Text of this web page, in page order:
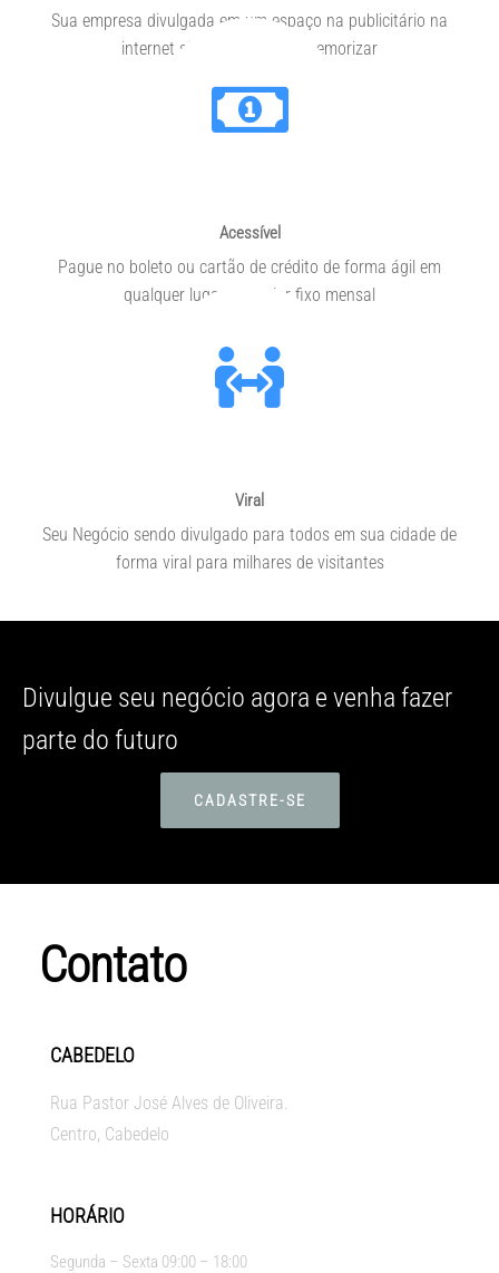
Sua empresa divulgada em um espaço na publicitário na
internet simples e fácil de memorizar
Acessível
Pague no boleto ou cartão de crédito de forma ágil em
qualquer lugar um valor fixo mensal
Viral
Seu Negócio sendo divulgado para todos em sua cidade de
forma viral para milhares de visitantes
Divulgue seu negócio agora e venha fazer
parte do futuro
CADASTRE-SE
Contato
CABEDELO
Rua Pastor José Alves de Oliveira.
Centro, Cabedelo
HORÁRIO
Segunda – Sexta 09:00 – 18:00